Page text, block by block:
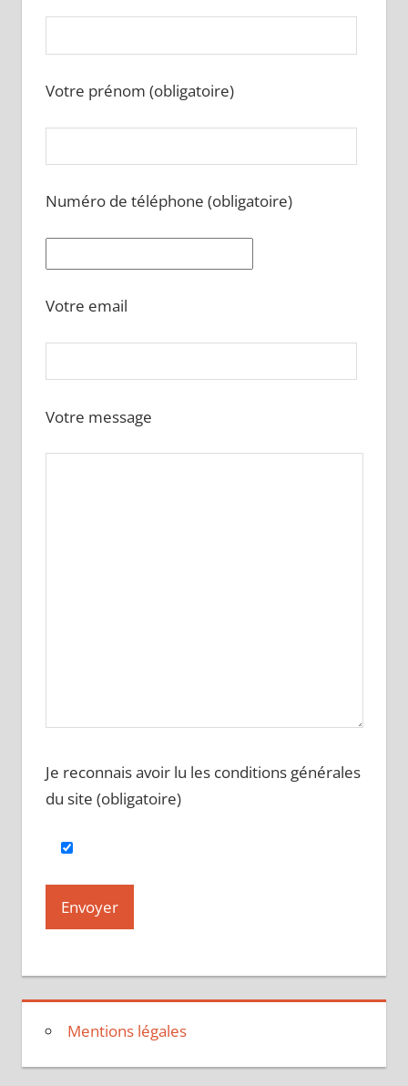
Votre prénom (obligatoire)
Numéro de téléphone (obligatoire)
Votre email
Votre message
Je reconnais avoir lu les conditions générales
du site (obligatoire)
Mentions légales